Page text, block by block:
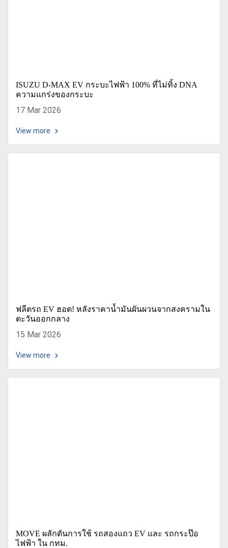
ISUZU D-MAX EV กระบะไฟฟ้า 100% ที่ไม่ทิ้ง DNA
ความแกร่งของกระบะ
17 Mar 2026
View more
ฟลีตรถ EV ฮอต! หลังราคาน้ำมันผันผวนจากสงครามใน
ตะวันออกกลาง
15 Mar 2026
View more
MOVE ผลักดันการใช้ รถสองแถว EV และ รถกระป๊อ
ไฟฟ้า ใน กทม.